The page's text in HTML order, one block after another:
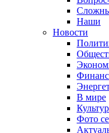
Наши
Новости
В мире
Фото